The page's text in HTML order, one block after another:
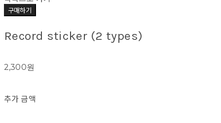
구매하기
Record sticker (2 types)
2,300원
추가 금액